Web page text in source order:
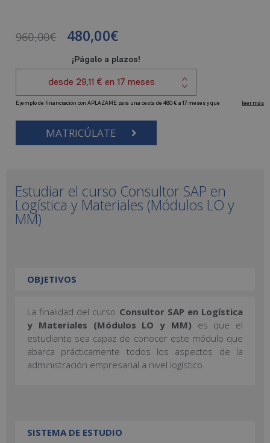
960,00€ 480,00€
MATRICÚLATE
Estudiar el curso Consultor SAP en
Logística y Materiales (Módulos LO y
MM)
OBJETIVOS
La finalidad del curso Consultor SAP en Logística
y Materiales (Módulos LO y MM) es que el
estudiante sea capaz de conocer este módulo que
abarca prácticamente todos los aspectos de la
administración empresarial a nivel logístico.
SISTEMA DE ESTUDIO